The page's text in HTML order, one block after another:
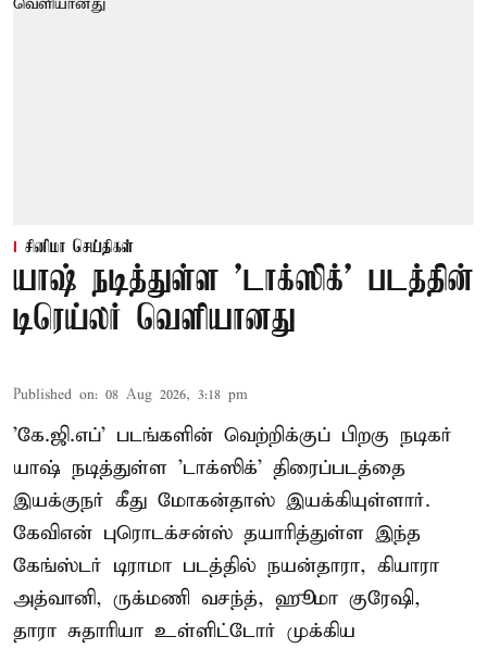
சினிமா செய்திகள்
யாஷ் நடித்துள்ள 'டாக்‌ஸிக்' படத்தின்
டிரெய்லர் வெளியானது
Published on: 08 Aug 2026, 3:18 pm
'கே.ஜி.எப்' படங்களின் வெற்றிக்குப் பிறகு நடிகர்
யாஷ் நடித்துள்ள 'டாக்ஸிக்' திரைப்படத்தை
இயக்குநர் கீது மோகன்தாஸ் இயக்கியுள்ளார்.
கேவிஎன் புரொடக்சன்ஸ் தயாரித்துள்ள இந்த
கேங்ஸ்டர் டிராமா படத்தில் நயன்தாரா, கியாரா
அத்வானி, ருக்மணி வசந்த், ஹூமா குரேஷி,
தாரா சுதாரியா உள்ளிட்டோர் முக்கிய